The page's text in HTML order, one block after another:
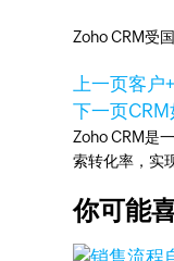
Zoho CRM受
上一页客户
下一页
Zoho CRM是
索转化率，实
你可能